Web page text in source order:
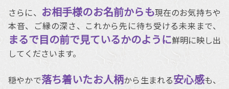
さらに、 お相手様のお名前からも現在のお気持ちや
本音、ご縁の深さ、これから先に待ち受ける未来まで、
まるで目の前で見ているかのように鮮明に映し出
してくださいます。
穏やかで落ち着いたお人柄から生まれる安心感も、